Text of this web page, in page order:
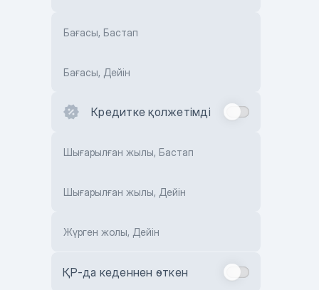
Бағасы, Бастап
Бағасы, Дейін
Кредитке қолжетімді
Шығарылған жылы, Бастап
Шығарылған жылы, Дейін
Жүрген жолы, Дейін
ҚР-да кеденнен өткен